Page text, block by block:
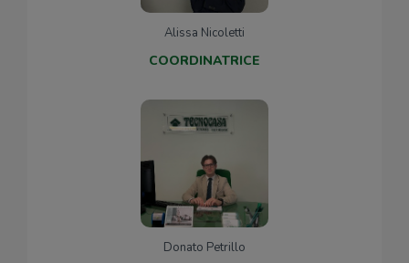
Alissa Nicoletti
COORDINATRICE
Donato Petrillo